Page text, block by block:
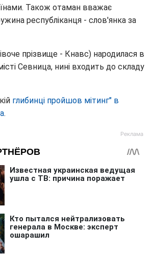
Також отаман вважає
республіканця - слов'янка за
прізвище - Кнавс) народилася в
Севница, нині входить до складу
глибинці пройшов мітинг" в
.